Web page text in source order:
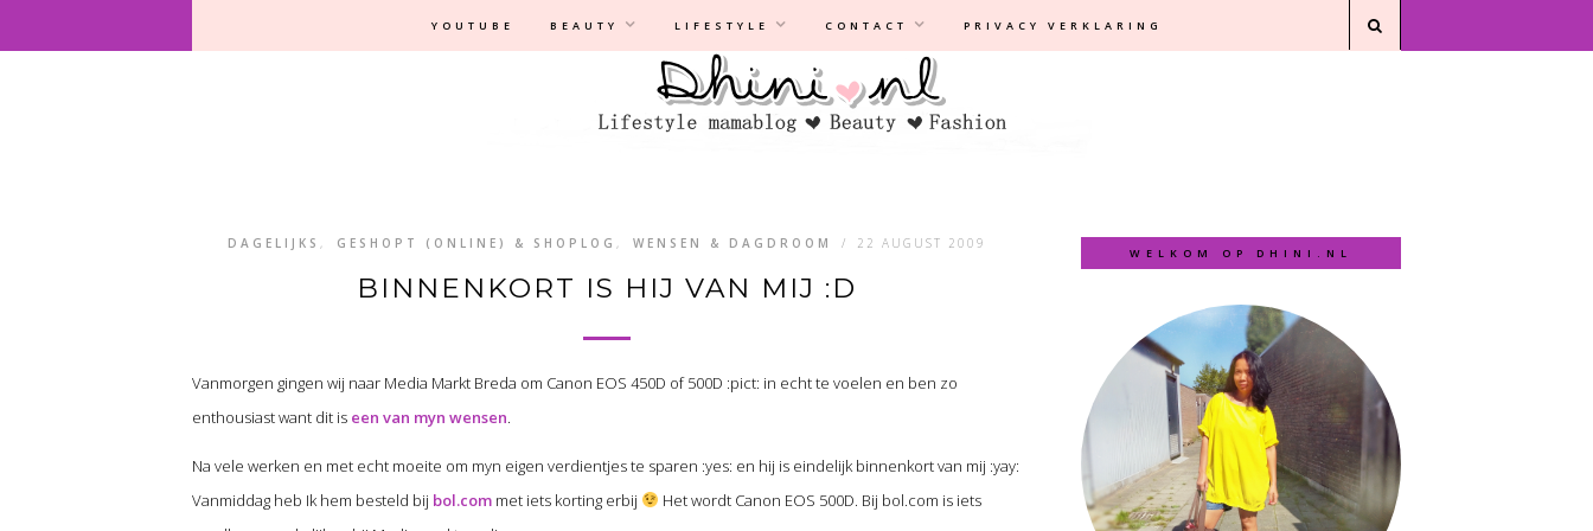
YOUTUBE BEAUTY LIFESTYLE CONTACT PRIVACY VERKLARING
Privacyverklaring |Disclaimer
DAGELIJKS , GESHOPT (ONLINE) & SHOPLOG , WENSEN & DAGDROOM / 22 AUGUST 2009
BINNENKORT IS HIJ VAN MIJ :D
Vanmorgen gingen wij naar Media Markt Breda om Canon EOS 450D of 500D :pict: in echt te voelen en ben zo
enthousiast want dit is een van myn wensen.
Na vele werken en met echt moeite om myn eigen verdientjes te sparen :yes: en hij is eindelijk binnenkort van mij :yay:
Vanmiddag heb Ik hem besteld bij bol.com met iets korting erbij
Het wordt Canon EOS 500D. Bij bol.com is iets
WELKOM OP DHINI.NL